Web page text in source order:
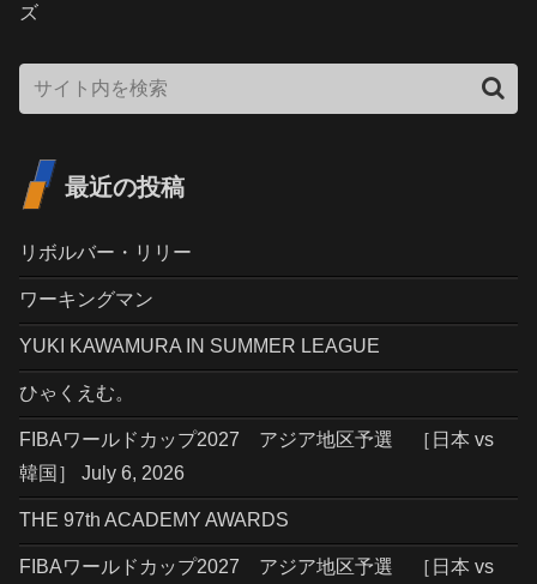
ズ
最近の投稿
リボルバー・リリー
ワーキングマン
YUKI KAWAMURA IN SUMMER LEAGUE
ひゃくえむ。
FIBAワールドカップ2027 アジア地区予選 ［日本 vs
韓国］ July 6, 2026
THE 97th ACADEMY AWARDS
FIBAワールドカップ2027 アジア地区予選 ［日本 vs